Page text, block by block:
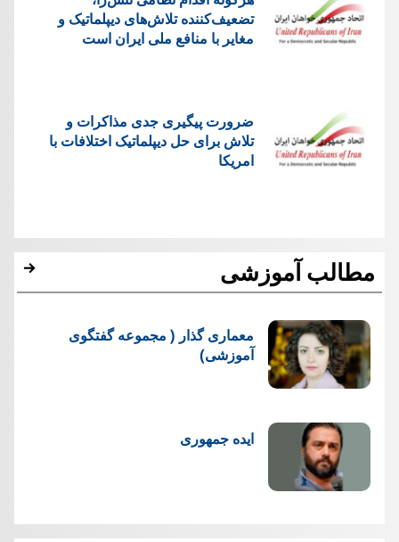
تضعیف‌کننده تلاش‌های دیپلماتیک و
مغایر با منافع ملی ایران است
ضرورت پیگیری جدی مذاکرات و
تلاش برای حل دیپلماتیک اختلافات با
امریکا
مطالب آموزشی
معماری گذار ( مجموعه گفتگوی
آموزشی)
ایده جمهوری